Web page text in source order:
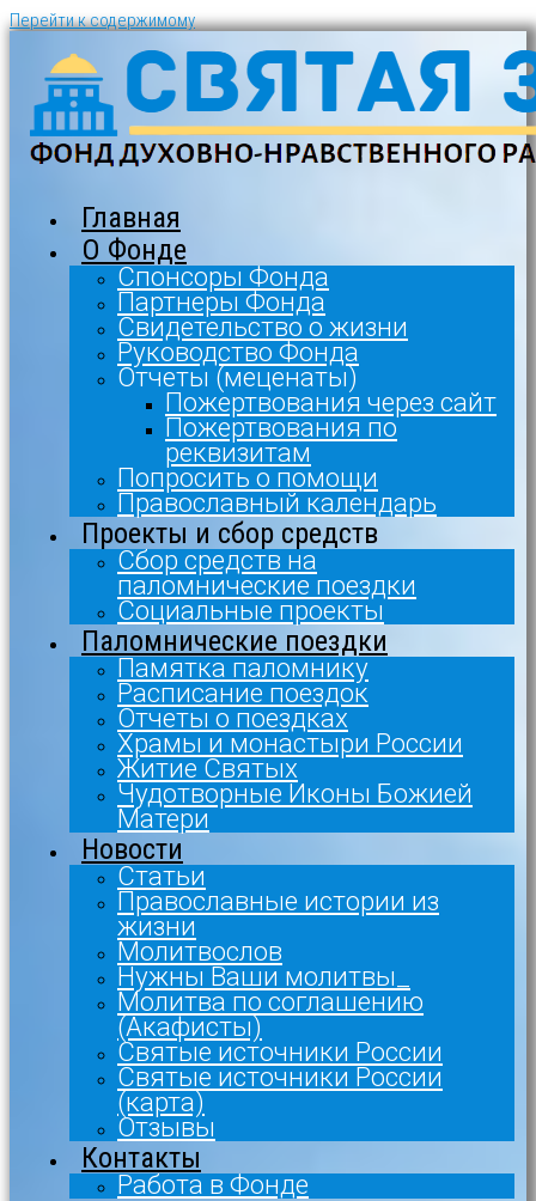
Перейти к содержимому
Главная
О Фонде
Спонсоры Фонда
Партнеры Фонда
Свидетельство о жизни
Руководство Фонда
Отчеты (меценаты)
Пожертвования через сайт
Пожертвования по
реквизитам
Попросить о помощи
Православный календарь
Проекты и сбор средств
Сбор средств на
паломнические поездки
Социальные проекты
Паломнические поездки
Памятка паломнику
Расписание поездок
Отчеты о поездках
Храмы и монастыри России
Житие Святых
Чудотворные Иконы Божией
Матери
Новости
Статьи
Православные истории из
жизни
Молитвослов
Нужны Ваши молитвы_
Молитва по соглашению
(Акафисты)
Святые источники России
Святые источники России
(карта)
Отзывы
Контакты
Работа в Фонде